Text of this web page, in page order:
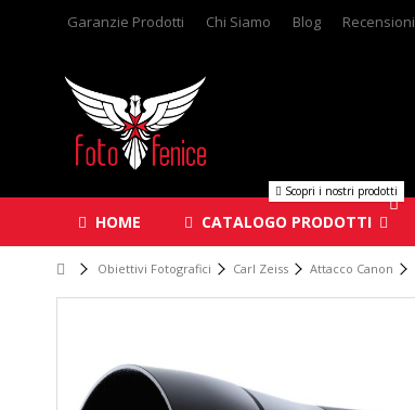
Garanzie Prodotti Chi Siamo Blog Recensioni
HOME CATALOGO PRODOTTI
Scopri i nostri prodotti
Obiettivi Fotografici Carl Zeiss Attacco Canon